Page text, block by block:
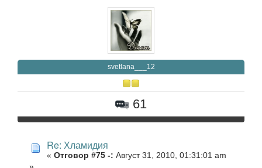
svetlana___12
61
Re: Хламидия
« Отговор #75 -: Август 31, 2010, 01:31:01 am